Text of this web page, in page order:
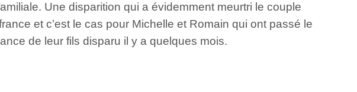
Une disparition qui a évidemment meurtri le couple
et c’est le cas pour Michelle et Romain qui ont passé le
de leur fils disparu il y a quelques mois.